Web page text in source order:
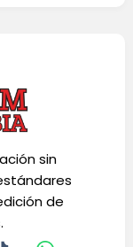
sin
de